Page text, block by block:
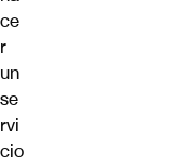
ce
r
un
se
rvi
cio